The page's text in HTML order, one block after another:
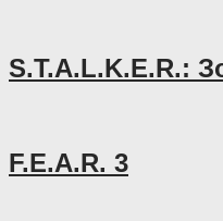
S.T.A.L.K.E.R.:
F.E.A.R. 3